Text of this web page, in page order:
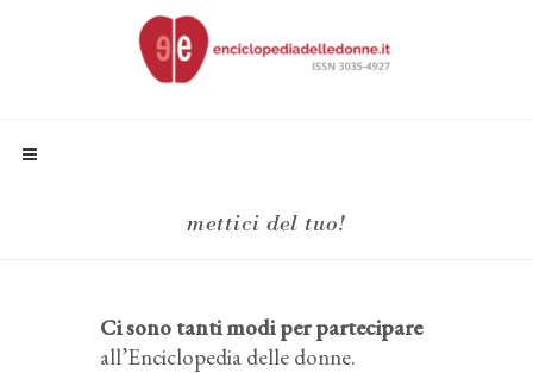
mettici del tuo!
Ci sono tanti modi per partecipare
all’Enciclopedia delle donne.